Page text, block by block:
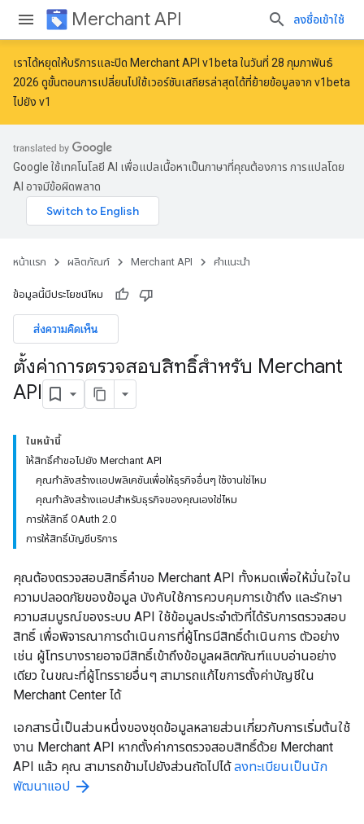
Merchant API ลงชื่อเข้าใช้
เราได้หยุดให้บริการและปิด Merchant API v1beta ในวันที่ 28 กุมภาพันธ์
2026 ดูขั้นตอนการเปลี่ยนไปใช้เวอร์ชันเสถียรล่าสุดได้ที่ย้ายข้อมูลจาก v1beta
ไปยัง v1
Google ใช้เทคโนโลยี AI เพื่อแปลเนื้อหาเป็นภาษาที่คุณต้องการ การแปลโดย
AI อาจมีข้อผิดพลาด
หน้าแรก ผลิตภัณฑ์ Merchant API คำแนะนำ
ข้อมูลนี้มีประโยชน์ไหม
ส่งความคิดเห็น
ตั้งค่าการตรวจสอบสิทธิ์สำหรับ Merchant
API
ในหน้านี้
ให้สิทธิ์คำขอไปยัง Merchant API
คุณกำลังสร้างแอปพลิเคชันเพื่อให้ธุรกิจอื่นๆ ใช้งานใช่ไหม
คุณกำลังสร้างแอปสำหรับธุรกิจของคุณเองใช่ไหม
การให้สิทธิ์ OAuth 2.0
การให้สิทธิ์บัญชีบริการ
คุณต้องตรวจสอบสิทธิ์คำขอ Merchant API ทั้งหมดเพื่อให้มั่นใจใน
ความปลอดภัยของข้อมูล บังคับใช้การควบคุมการเข้าถึง และรักษา
ความสมบูรณ์ของระบบ API ใช้ข้อมูลประจำตัวที่ได้รับการตรวจสอบ
สิทธิ์ เพื่อพิจารณาการดำเนินการที่ผู้โทรมีสิทธิ์ดำเนินการ ตัวอย่าง
เช่น ผู้โทรบางรายอาจมีสิทธิ์เข้าถึงข้อมูลผลิตภัณฑ์แบบอ่านอย่าง
เดียว ในขณะที่ผู้โทรรายอื่นๆ สามารถแก้ไขการตั้งค่าบัญชีใน
Merchant Center ได้
เอกสารนี้เป็นส่วนหนึ่งของชุดข้อมูลหลายส่วนเกี่ยวกับการเริ่มต้นใช้
งาน Merchant API หากตั้งค่าการตรวจสอบสิทธิ์ด้วย Merchant
API แล้ว คุณ สามารถข้ามไปยังส่วนถัดไปได้ลงทะเบียนเป็นนัก
พัฒนาแอป arrow_forward